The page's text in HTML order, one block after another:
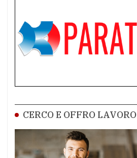
CERCO E OFFRO LAVORO